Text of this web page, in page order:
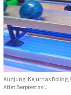
Kunjungi Kejurnas
Atlet Berprestasi.